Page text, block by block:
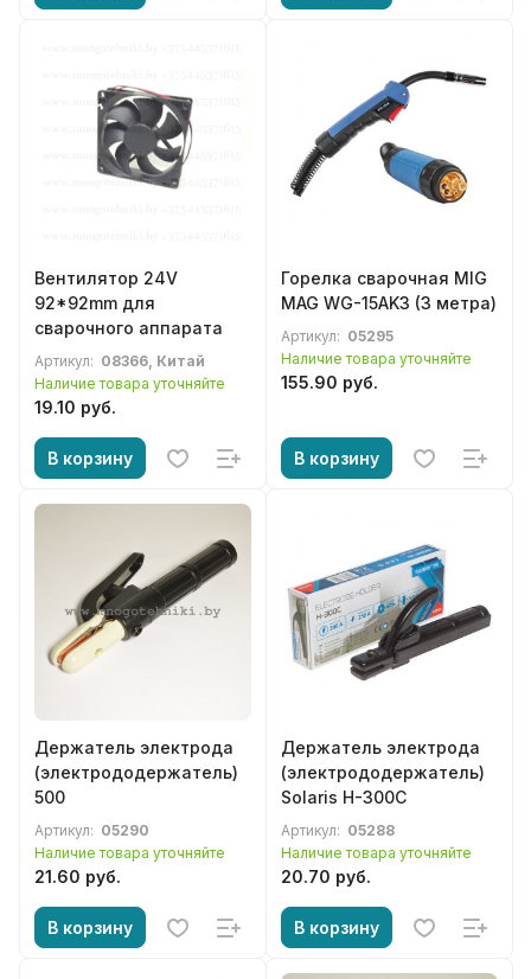
Вентилятор 24V
92*92mm для
сварочного аппарата
Артикул: 08366, Китай
Наличие товара уточняйте
19.10 руб.
В корзину
Горелка сварочная MIG
MAG WG-15AK3 (3 метра)
Артикул: 05295
Наличие товара уточняйте
155.90 руб.
В корзину
Держатель электрода
(электрододержатель)
500
Артикул: 05290
Наличие товара уточняйте
21.60 руб.
В корзину
Держатель электрода
(электрододержатель)
Solaris H-300C
Артикул: 05288
Наличие товара уточняйте
20.70 руб.
В корзину